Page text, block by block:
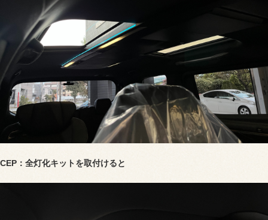
CEP：全灯化キットを取付けると